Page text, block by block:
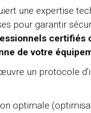
une expertise
pour garantir
certifiés
de votre
un protocole
optimale